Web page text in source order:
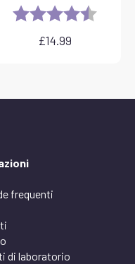
Rating: 4.6 out
£14.99
frequenti
di laboratorio